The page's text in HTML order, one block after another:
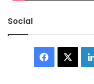
Social
Facebook